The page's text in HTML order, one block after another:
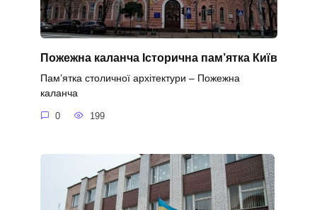
Пожежна каланча Історична пам’ятка Київ
Пам’ятка столичної архітектури – Пожежна
каланча
0 199